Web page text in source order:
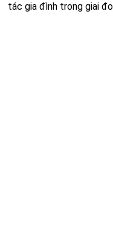
tác gia đình trong giai